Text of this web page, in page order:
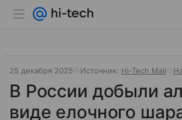
25 декабря 2025 Источник: Hi-Tech Mail
В России добыли
виде елочного